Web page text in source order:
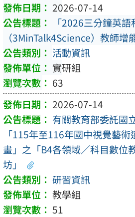
2026-07-14
「2026三分鐘英
（3MinTalk4Science）教師增
活動資訊
實研組
63
2026-07-14
有關教育部委託國
「115年至116年國中視覺藝
畫」之「B4各領域／科目數位
坊」
研習資訊
教學組
51